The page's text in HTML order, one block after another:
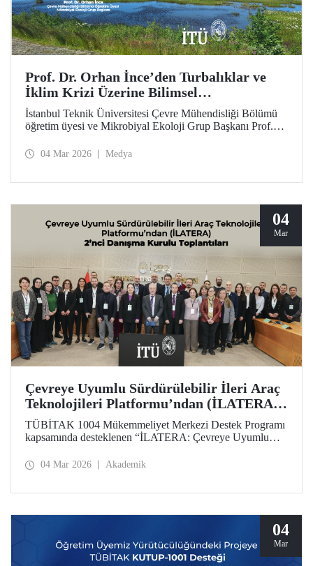
Prof. Dr. Orhan İnce’den Turbalıklar ve
İklim Krizi Üzerine Bilimsel
Değerlendirme
İstanbul Teknik Üniversitesi Çevre Mühendisliği Bölümü
öğretim üyesi ve Mikrobiyal Ekoloji Grup Başkanı Prof.
sürdürülebilirlik odaklı yayımlar yapan platformu “Yeşil
04 Mar 2026 Medya
04
Mar
Çevreye Uyumlu Sürdürülebilir İleri Araç
Teknolojileri Platformu’ndan (İLATERA)
2’nci Danışma Kurulu Toplantıları
TÜBİTAK 1004 Mükemmeliyet Merkezi Destek Programı
kapsamında desteklenen “İLATERA: Çevreye Uyumlu
danışma kurulu toplantıları 25 Şubat 2026 tarihinde
04 Mar 2026 Akademik
04
Mar